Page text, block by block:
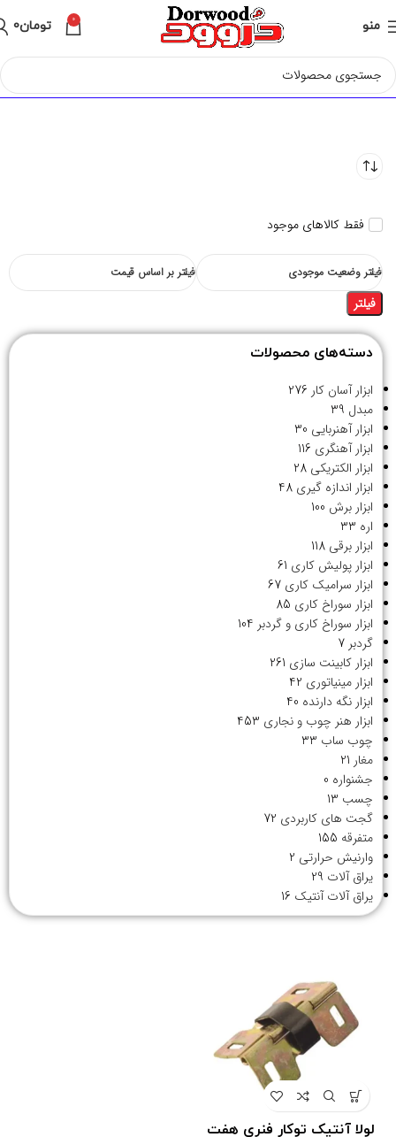
منو 0 تومان0
فقط کالاهای موجود
فیلتر وضعیت موجودی فیلتر بر اساس قیمت
فیلتر
دسته‌های محصولات
ابزار آسان کار 276
مبدل 39
ابزار آهنربایی 30
ابزار آهنگری 116
ابزار الکتریکی 28
ابزار اندازه گیری 48
ابزار برش 100
اره 33
ابزار برقی 118
ابزار پولیش کاری 61
ابزار سرامیک کاری 67
ابزار سوراخ کاری 85
ابزار سوراخ کاری و گردبر 104
گردبر 7
ابزار کابینت سازی 261
ابزار مینیاتوری 42
ابزار نگه دارنده 40
ابزار هنر چوب و نجاری 453
چوب ساب 33
مغار 21
جشنواره 0
چسب 13
گجت های کاربردی 72
متفرقه 155
وارنیش حرارتی 2
یراق آلات 29
یراق آلات آنتیک 16
لولا آنتیک توکار فنری هفت